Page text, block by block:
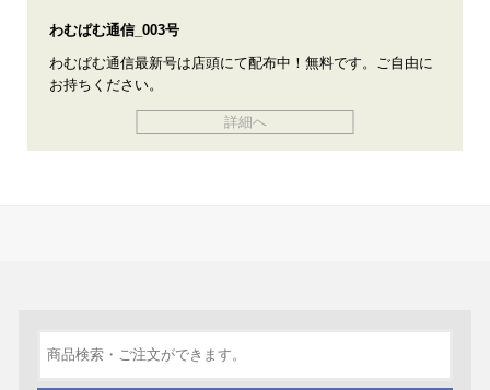
わむぱむ通信_003号
わむぱむ通信最新号は店頭にて配布中！無料です。ご自由に
お持ちください。
詳細へ